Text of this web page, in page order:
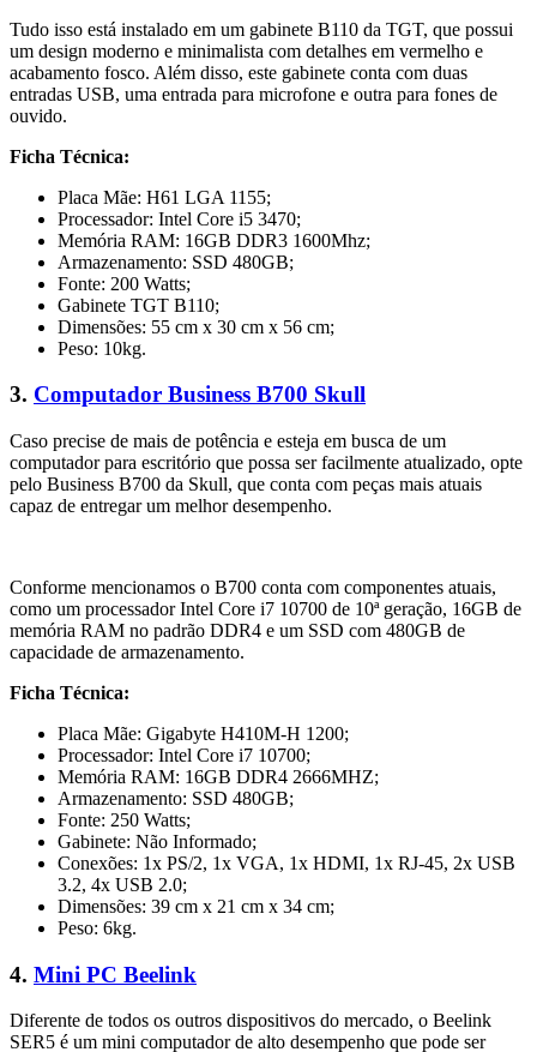
Tudo isso está instalado em um gabinete B110 da TGT, que possui
um design moderno e minimalista com detalhes em vermelho e
acabamento fosco. Além disso, este gabinete conta com duas
entradas USB, uma entrada para microfone e outra para fones de
ouvido.
Ficha Técnica:
Placa Mãe: H61 LGA 1155;
Processador: Intel Core i5 3470;
Memória RAM: 16GB DDR3 1600Mhz;
Armazenamento: SSD 480GB;
Fonte: 200 Watts;
Gabinete TGT B110;
Dimensões: 55 cm x 30 cm x 56 cm;
Peso: 10kg.
3. Computador Business B700 Skull
Caso precise de mais de potência e esteja em busca de um
computador para escritório que possa ser facilmente atualizado, opte
pelo Business B700 da Skull, que conta com peças mais atuais
capaz de entregar um melhor desempenho.
Conforme mencionamos o B700 conta com componentes atuais,
como um processador Intel Core i7 10700 de 10ª geração, 16GB de
memória RAM no padrão DDR4 e um SSD com 480GB de
capacidade de armazenamento.
Ficha Técnica:
Placa Mãe: Gigabyte H410M-H 1200;
Processador: Intel Core i7 10700;
Memória RAM: 16GB DDR4 2666MHZ;
Armazenamento: SSD 480GB;
Fonte: 250 Watts;
Gabinete: Não Informado;
Conexões: 1x PS/2, 1x VGA, 1x HDMI, 1x RJ-45, 2x USB
3.2, 4x USB 2.0;
Dimensões: 39 cm x 21 cm x 34 cm;
Peso: 6kg.
4. Mini PC Beelink
Diferente de todos os outros dispositivos do mercado, o Beelink
SER5 é um mini computador de alto desempenho que pode ser